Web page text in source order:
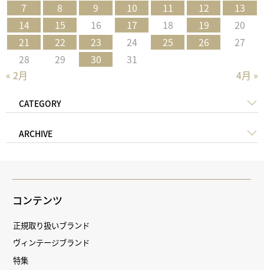
« 2月 4月 »
7
8 9 10 11 12
13
14
15 16 17 18 19
20
21
22 23 24 25 26
27
28
29 30 31
CATEGORY
ARCHIVE
コンテンツ
正規取り扱いブランド
ヴィンテージブランド
特集